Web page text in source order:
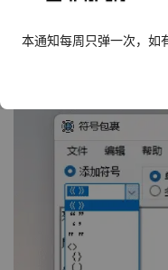
标点符号的错误。那你
写一个宏自动化呢？显
本通知每周只弹一次，如